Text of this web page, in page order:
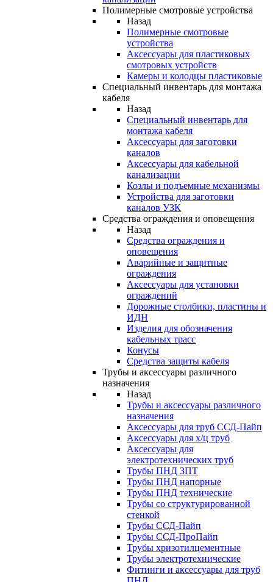
Полимерные смотровые устройства
Назад
Полимерные смотровые
устройства
Аксессуары для пластиковых
смотровых устройств
Камеры и колодцы пластиковые
Специальный инвентарь для монтажа
кабеля
Назад
Специальный инвентарь для
монтажа кабеля
Аксессуары для заготовки
каналов
Аксессуары для кабельной
канализации
Козлы и подъемные механизмы
Устройства для заготовки
каналов УЗК
Средства ограждения и оповещения
Назад
Средства ограждения и
оповещения
Аварийные и защитные
ограждения
Аксессуары для установки
ограждений
Дорожные столбики, пластины и
ИДН
Изделия для обозначения
кабельных трасс
Конусы
Средства защиты кабеля
Трубы и аксессуары различного
назначения
Назад
Трубы и аксессуары различного
назначения
Аксессуары для труб ССД-Пайп
Аксессуары для х/ц труб
Аксессуары для
электротехнических труб
Трубы ПНД ЗПТ
Трубы ПНД напорные
Трубы ПНД технические
Трубы со структурированной
стенкой
Трубы ССД-Пайп
Трубы ССД-ПроПайп
Трубы хризотилцементные
Трубы электротехнические
Фитинги и аксессуары для труб